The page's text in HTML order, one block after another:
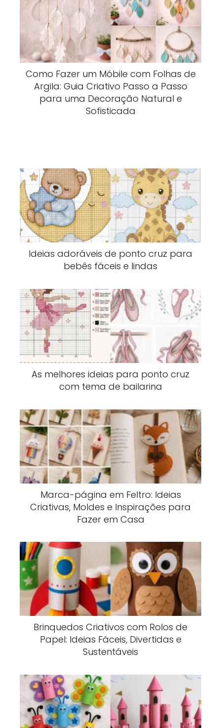
Como Fazer um Móbile com Folhas de
Argila: Guia Criativo Passo a Passo
para uma Decoração Natural e
Sofisticada
Ideias adoráveis de ponto cruz para
bebês fáceis e lindas
As melhores ideias para ponto cruz
com tema de bailarina
Marca-página em Feltro: Ideias
Criativas, Moldes e Inspirações para
Fazer em Casa
Brinquedos Criativos com Rolos de
Papel: Ideias Fáceis, Divertidas e
Sustentáveis